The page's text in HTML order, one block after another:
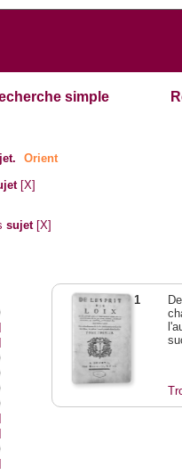
simple
Orient
[X]
sujet [X]
1